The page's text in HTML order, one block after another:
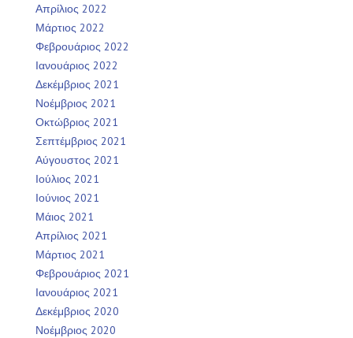
Απρίλιος 2022
Μάρτιος 2022
Φεβρουάριος 2022
Ιανουάριος 2022
Δεκέμβριος 2021
Νοέμβριος 2021
Οκτώβριος 2021
Σεπτέμβριος 2021
Αύγουστος 2021
Ιούλιος 2021
Ιούνιος 2021
Μάιος 2021
Απρίλιος 2021
Μάρτιος 2021
Φεβρουάριος 2021
Ιανουάριος 2021
Δεκέμβριος 2020
Νοέμβριος 2020